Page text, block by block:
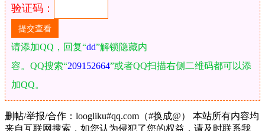
验证码：
请添加QQ，回复“dd”解锁隐藏内
容。QQ搜索“209152664”或者QQ扫描右侧二维码都可以添
加QQ。
删帖/举报/合作：loogliku#qq.com（#换成@） 本站所有内容均
来自互联网搜索，如您认为侵犯了您的权益，请及时联系我